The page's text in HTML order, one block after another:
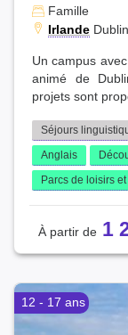
Famille
Irlande Dublin
Un campus
animé de
projets sont
Séjours
Anglais
Parcs de loisirs
1
12 - 17 ans